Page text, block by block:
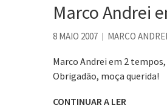
Marco Andrei
8 MAIO 2007 MARCO
Marco Andrei em 2
Obrigadão, moça querida!
CONTINUAR A LER